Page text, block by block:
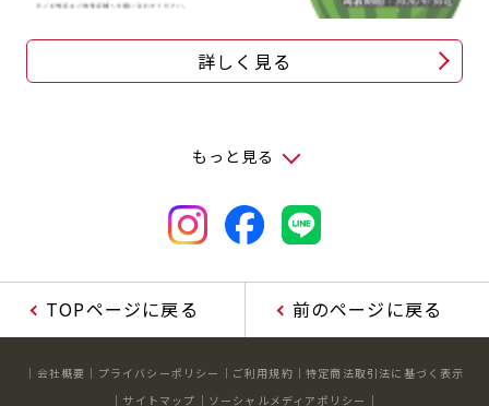
詳しく見る
もっと見る
TOPページに戻る 前のページに戻る
会社概要 プライバシーポリシー ご利用規約
特定商法取引法に基づく表示
サイトマップ
ソーシャルメディアポリシー